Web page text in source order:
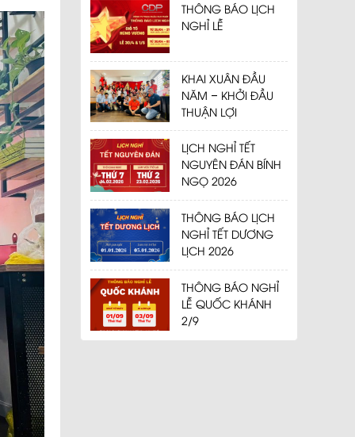
THÔNG BÁO LỊCH
NGHỈ LỄ
KHAI XUÂN ĐẦU
NĂM – KHỞI ĐẦU
THUẬN LỢI
LỊCH NGHỈ TẾT
NGUYÊN ĐÁN BÍNH
NGỌ 2026
THÔNG BÁO LỊCH
NGHỈ TẾT DƯƠNG
LỊCH 2026
THÔNG BÁO NGHỈ
LỄ QUỐC KHÁNH
2/9